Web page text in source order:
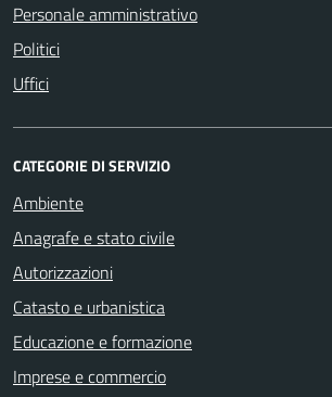
Personale amministrativo
Politici
Uffici
CATEGORIE DI SERVIZIO
Ambiente
Anagrafe e stato civile
Autorizzazioni
Catasto e urbanistica
Educazione e formazione
Imprese e commercio